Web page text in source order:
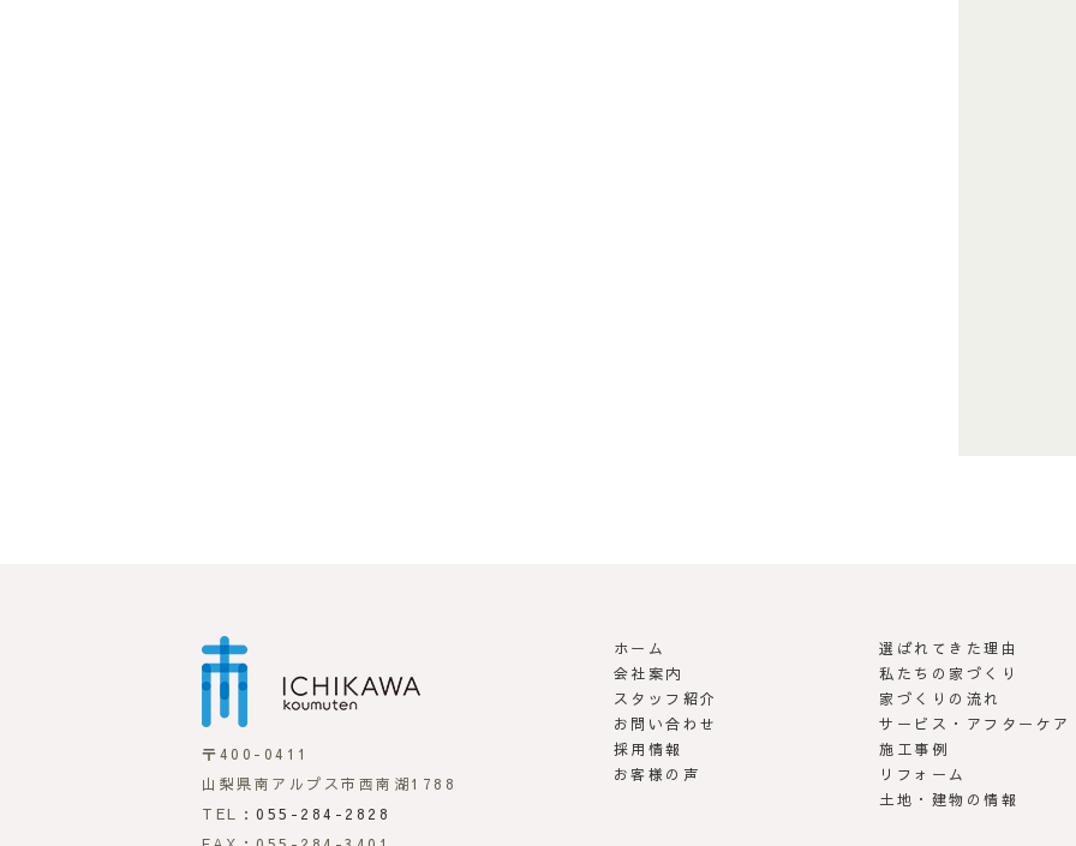
市川工務店 | らしさがある家づくり
〒400-0411
山梨県南アルプス市西南湖1788
TEL： 055-284-2828
ホーム
会社案内
スタッフ紹介
お問い合わせ
採用情報
お客様の声
選ばれてきた理由
私たちの家づくり
家づくりの流れ
サービス・アフターケア
施工事例
リフォーム
土地・建物の情報